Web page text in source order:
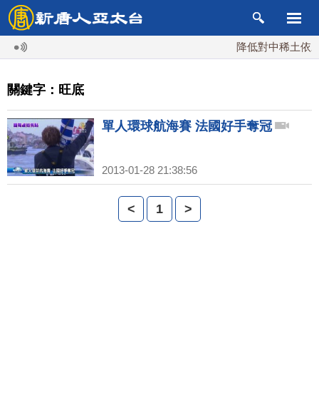
降低對中稀土依
關鍵字：旺底
單人環球航海賽 法國好手奪冠
2013-01-28 21:38:56
< 1 >